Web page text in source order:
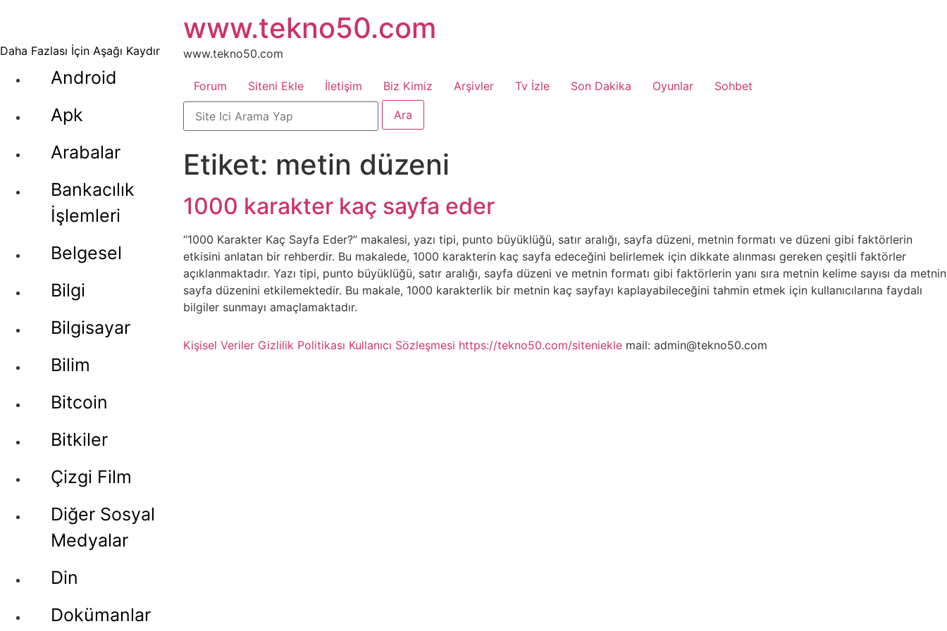
Daha Fazlası İçin Aşağı Kaydır
Android
Apk
Arabalar
Bankacılık
İşlemleri
Belgesel
Bilgi
Bilgisayar
Bilim
Bitcoin
Bitkiler
Çizgi Film
Diğer Sosyal
Medyalar
Din
Dokümanlar
atla
www.tekno50.com
www.tekno50.com
Forum Siteni Ekle İletişim Biz Kimiz Arşivler Tv İzle Son Dakika Oyunlar Sohbet
Etiket: metin düzeni
1000 karakter kaç sayfa eder
“1000 Karakter Kaç Sayfa Eder?” makalesi, yazı tipi, punto büyüklüğü, satır aralığı, sayfa düzeni, metnin formatı ve düzeni gibi faktörlerin
etkisini anlatan bir rehberdir. Bu makalede, 1000 karakterin kaç sayfa edeceğini belirlemek için dikkate alınması gereken çeşitli faktörler
açıklanmaktadır. Yazı tipi, punto büyüklüğü, satır aralığı, sayfa düzeni ve metnin formatı gibi faktörlerin yanı sıra metnin kelime sayısı da metnin
sayfa düzenini etkilemektedir. Bu makale, 1000 karakterlik bir metnin kaç sayfayı kaplayabileceğini tahmin etmek için kullanıcılarına faydalı
bilgiler sunmayı amaçlamaktadır.
Kişisel Veriler Gizlilik Politikası Kullanıcı Sözleşmesi https://tekno50.com/siteniekle mail: admin@tekno50.com